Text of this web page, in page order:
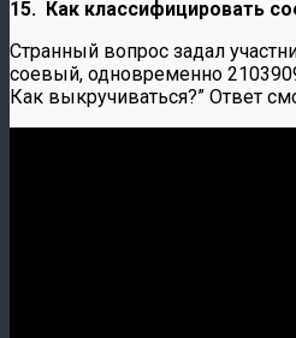
15. Как классифицировать
Странный вопрос задал
соевый, одновременно
Как выкручиваться?” Ответ